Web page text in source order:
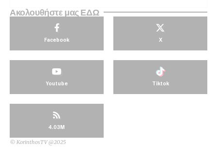
Ακολουθήστε μας ΕΔΩ
Facebook X
Youtube Tiktok
4.03M
© KorinthosTV @2025